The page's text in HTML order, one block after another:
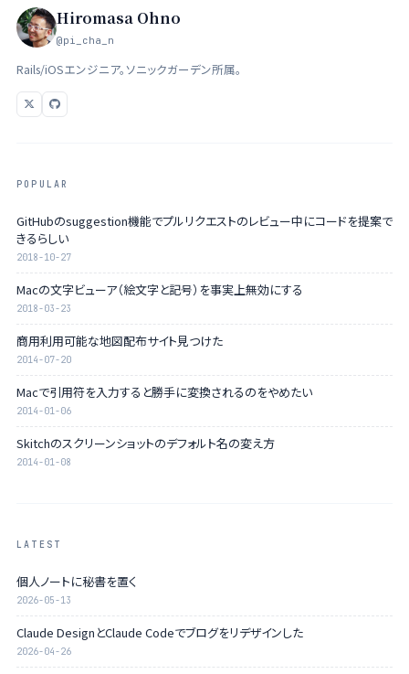
Hiromasa Ohno
@pi_cha_n
Rails/iOSエンジニア。ソニックガーデン所属。
POPULAR
GitHubのsuggestion機能でプルリクエストのレビュー中にコードを提案で
きるらしい
2018-10-27
Macの文字ビューア（絵文字と記号）を事実上無効にする
2018-03-23
商用利用可能な地図配布サイト見つけた
2014-07-20
Macで引用符を入力すると勝手に変換されるのをやめたい
2014-01-06
Skitchのスクリーンショットのデフォルト名の変え方
2014-01-08
LATEST
個人ノートに秘書を置く
2026-05-13
Claude DesignとClaude Codeでブログをリデザインした
2026-04-26